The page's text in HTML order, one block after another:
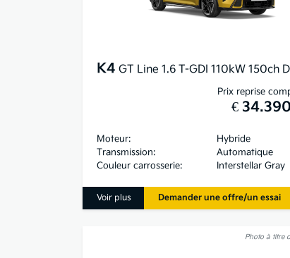
K4 GT Line 1.6 T-GDI 110kW 150ch
Prix reprise
€
Moteur:
Hybride
Transmission:
Automatique
Couleur carrosserie:
Interstellar Gray
Voir plus Demander une offre/un essai
Photo à titre